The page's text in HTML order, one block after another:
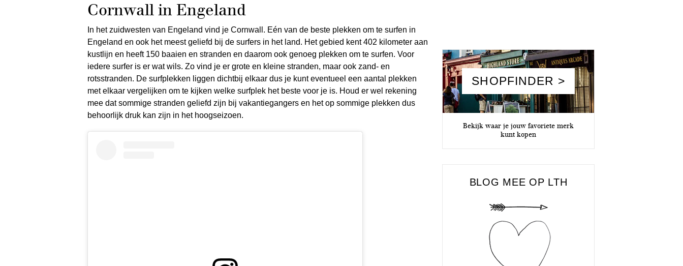
Cornwall in Engeland
In het zuidwesten van Engeland vind je Cornwall. Eén van de beste plekken om te surfen in
Engeland en ook het meest geliefd bij de surfers in het land. Het gebied kent 402 kilometer aan
kustlijn en heeft 150 baaien en stranden en daarom ook genoeg plekken om te surfen. Voor
iedere surfer is er wat wils. Zo vind je er grote en kleine stranden, maar ook zand- en
rotsstranden. De surfplekken liggen dichtbij elkaar dus je kunt eventueel een aantal plekken
met elkaar vergelijken om te kijken welke surfplek het beste voor je is. Houd er wel rekening
mee dat sommige stranden geliefd zijn bij vakantiegangers en het op sommige plekken dus
behoorlijk druk kan zijn in het hoogseizoen.
SHOPFINDER >
Bekijk waar je jouw favoriete merk
kunt kopen
BLOG MEE OP LTH